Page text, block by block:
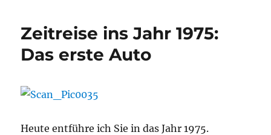
Zeitreise ins Jahr 1975:
Das erste Auto
Heute entführe ich Sie in das Jahr 1975.